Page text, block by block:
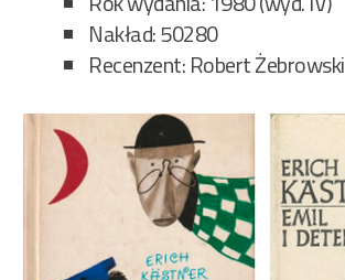
Nakład: 50280
Recenzent: Robert Żebrowski